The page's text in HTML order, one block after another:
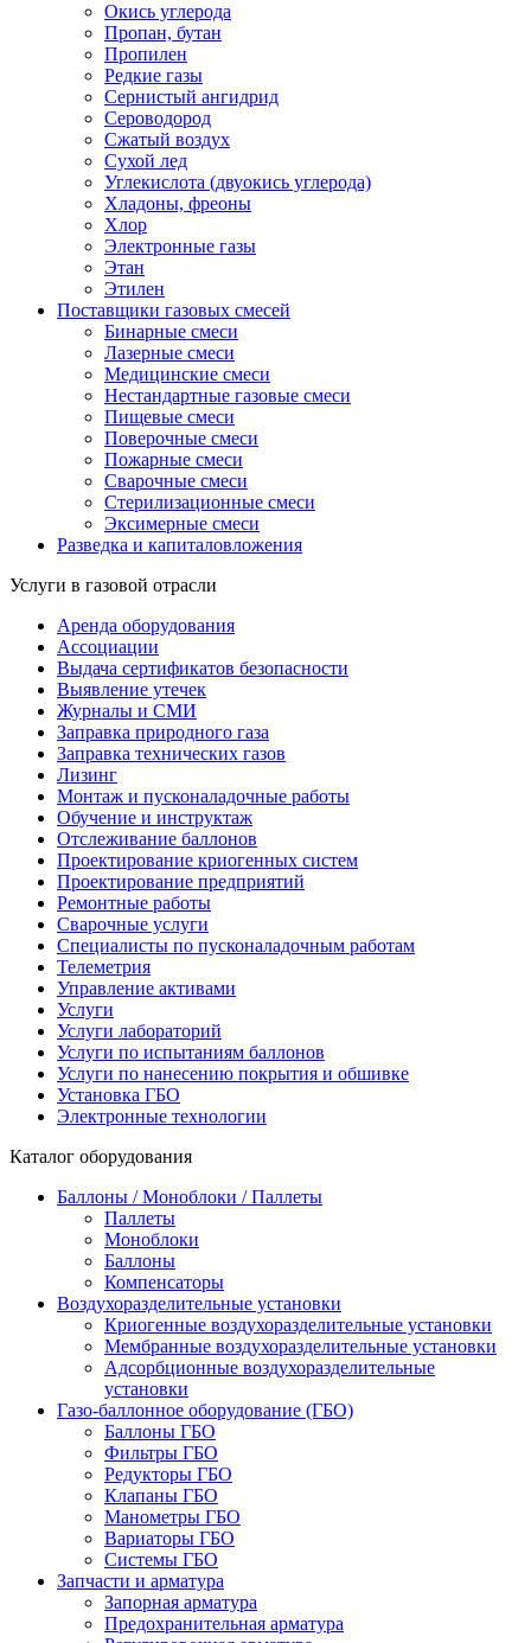
Окись углерода
Пропан, бутан
Пропилен
Редкие газы
Сернистый ангидрид
Сероводород
Сжатый воздух
Сухой лед
Углекислота (двуокись углерода)
Хладоны, фреоны
Хлор
Электронные газы
Этан
Этилен
Поставщики газовых смесей
Бинарные смеси
Лазерные смеси
Медицинские смеси
Нестандартные газовые смеси
Пищевые смеси
Поверочные смеси
Пожарные смеси
Сварочные смеси
Стерилизационные смеси
Эксимерные смеси
Разведка и капиталовложения
Услуги в газовой отрасли
Аренда оборудования
Ассоциации
Выдача сертификатов безопасности
Выявление утечек
Журналы и СМИ
Заправка природного газа
Заправка технических газов
Лизинг
Монтаж и пусконаладочные работы
Обучение и инструктаж
Отслеживание баллонов
Проектирование криогенных систем
Проектирование предприятий
Ремонтные работы
Сварочные услуги
Специалисты по пусконаладочным работам
Телеметрия
Управление активами
Услуги
Услуги лабораторий
Услуги по испытаниям баллонов
Услуги по нанесению покрытия и обшивке
Установка ГБО
Электронные технологии
Каталог оборудования
Баллоны / Моноблоки / Паллеты
Паллеты
Моноблоки
Баллоны
Компенсаторы
Воздухоразделительные установки
Криогенные воздухоразделительные установки
Мембранные воздухоразделительные установки
Адсорбционные воздухоразделительные
установки
Газо-баллонное оборудование (ГБО)
Баллоны ГБО
Фильтры ГБО
Редукторы ГБО
Клапаны ГБО
Манометры ГБО
Вариаторы ГБО
Системы ГБО
Запчасти и арматура
Запорная арматура
Предохранительная арматура